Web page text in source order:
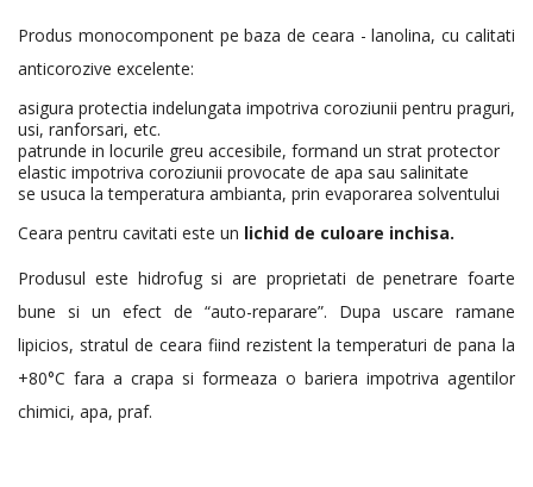
Produs monocomponent pe baza de ceara - lanolina, cu calitati
anticorozive excelente:
asigura protectia indelungata impotriva coroziunii pentru praguri,
usi, ranforsari, etc.
patrunde in locurile greu accesibile, formand un strat protector
elastic impotriva coroziunii provocate de apa sau salinitate
se usuca la temperatura ambianta, prin evaporarea solventului
Ceara pentru cavitati este un lichid de culoare inchisa.
Produsul este hidrofug si are proprietati de penetrare foarte
bune si un efect de “auto-reparare”. Dupa uscare ramane
lipicios, stratul de ceara fiind rezistent la temperaturi de pana la
+80°C fara a crapa si formeaza o bariera impotriva agentilor
chimici, apa, praf.